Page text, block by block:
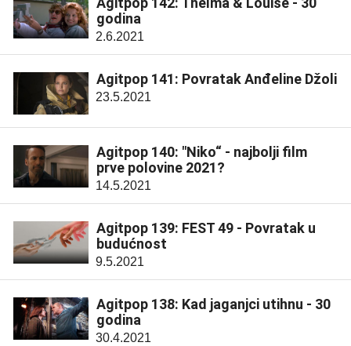
godina
2.6.2021
Agitpop 141: Povratak Anđeline Džoli
23.5.2021
Agitpop 140: "Niko“ - najbolji film
prve polovine 2021?
14.5.2021
Agitpop 139: FEST 49 - Povratak u
budućnost
9.5.2021
Agitpop 138: Kad jaganjci utihnu - 30
godina
30.4.2021